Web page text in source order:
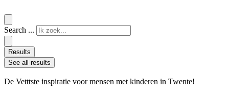
Search ...
Results
See all results
De Vetttste inspiratie voor mensen met kinderen in Twente!